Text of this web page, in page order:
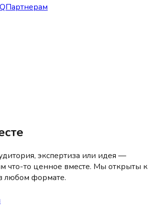
Партнерам
экспертиза или идея —
что-то ценное вместе. Мы открыты к
любом формате.